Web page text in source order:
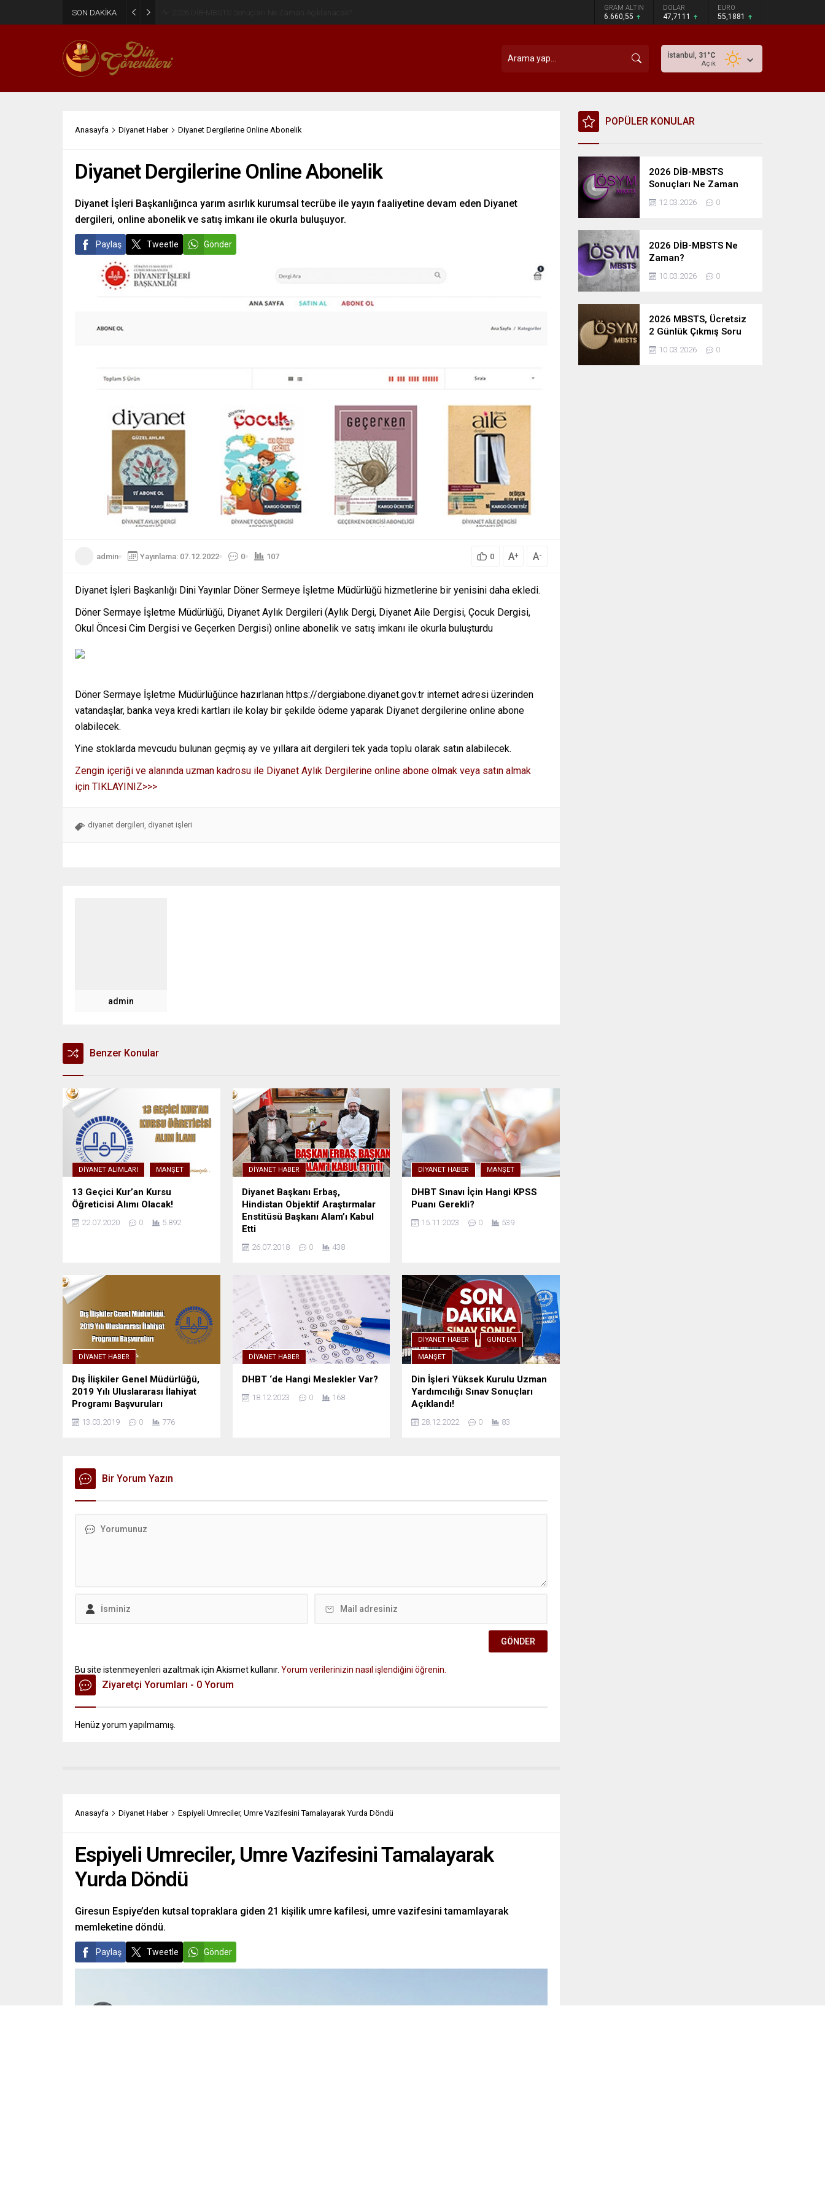
SON DAKİKA GRAM ALTIN
6.660,55
DOLAR
47,7111
EURO
55,1881
İstanbul, 31 °C
Açık
Anasayfa Diyanet Haber Diyanet Dergilerine Online Abonelik
Diyanet Dergilerine Online Abonelik
Diyanet İşleri Başkanlığınca yarım asırlık kurumsal tecrübe ile yayın faaliyetine devam eden Diyanet
dergileri, online abonelik ve satış imkanı ile okurla buluşuyor.
Paylaş Tweetle Gönder
admin Yayınlama: 07.12.2022 0 107 0 A+ A-
Diyanet İşleri Başkanlığı Dini Yayınlar Döner Sermeye İşletme Müdürlüğü hizmetlerine bir yenisini daha ekledi.
Döner Sermaye İşletme Müdürlüğü, Diyanet Aylık Dergileri (Aylık Dergi, Diyanet Aile Dergisi, Çocuk Dergisi,
Okul Öncesi Cim Dergisi ve Geçerken Dergisi) online abonelik ve satış imkanı ile okurla buluşturdu
Döner Sermaye İşletme Müdürlüğünce hazırlanan https://dergiabone.diyanet.gov.tr internet adresi üzerinden
vatandaşlar, banka veya kredi kartları ile kolay bir şekilde ödeme yaparak Diyanet dergilerine online abone
olabilecek.
Yine stoklarda mevcudu bulunan geçmiş ay ve yıllara ait dergileri tek yada toplu olarak satın alabilecek.
Zengin içeriği ve alanında uzman kadrosu ile Diyanet Aylık Dergilerine online abone olmak veya satın almak
için TIKLAYINIZ>>>
diyanet dergileri, diyanet işleri
admin
Benzer Konular
DIYANET ALIMLARI MANŞET
13 Geçici Kur’an Kursu
Öğreticisi Alımı Olacak!
22.07.2020 0 5.892
DIYANET HABER
Diyanet Başkanı Erbaş,
Hindistan Objektif Araştırmalar
Enstitüsü Başkanı Alam’ı Kabul
Etti
26.07.2018 0 438
DIYANET HABER MANŞET
DHBT Sınavı İçin Hangi KPSS
Puanı Gerekli?
15.11.2023 0 539
DIYANET HABER
Dış İlişkiler Genel Müdürlüğü,
2019 Yılı Uluslararası İlahiyat
Programı Başvuruları
13.03.2019 0 776
DIYANET HABER
DHBT ‘de Hangi Meslekler Var?
18.12.2023 0 168
DIYANET HABER GÜNDEM
MANŞET
Din İşleri Yüksek Kurulu Uzman
Yardımcılığı Sınav Sonuçları
Açıklandı!
28.12.2022 0 83
Bir Yorum Yazın
Bu site istenmeyenleri azaltmak için Akismet kullanır. Yorum verilerinizin nasıl işlendiğini öğrenin.
Ziyaretçi Yorumları - 0 Yorum
Henüz yorum yapılmamış.
Anasayfa Diyanet Haber Espiyeli Umreciler, Umre Vazifesini Tamalayarak Yurda Döndü
Espiyeli Umreciler, Umre Vazifesini Tamalayarak
Yurda Döndü
Giresun Espiye’den kutsal topraklara giden 21 kişilik umre kafilesi, umre vazifesini tamamlayarak
memleketine döndü.
Paylaş Tweetle Gönder
POPÜLER KONULAR
2026 DİB-MBSTS
Sonuçları Ne Zaman
Açıklanacak?
12.03.2026 0
2026 DİB-MBSTS Ne
Zaman?
10.03.2026 0
2026 MBSTS, Ücretsiz
2 Günlük Çıkmış Soru
Çözüm Kampı
10.03.2026 0